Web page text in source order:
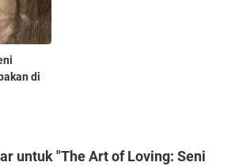
di
untuk "The Art of Loving: Seni